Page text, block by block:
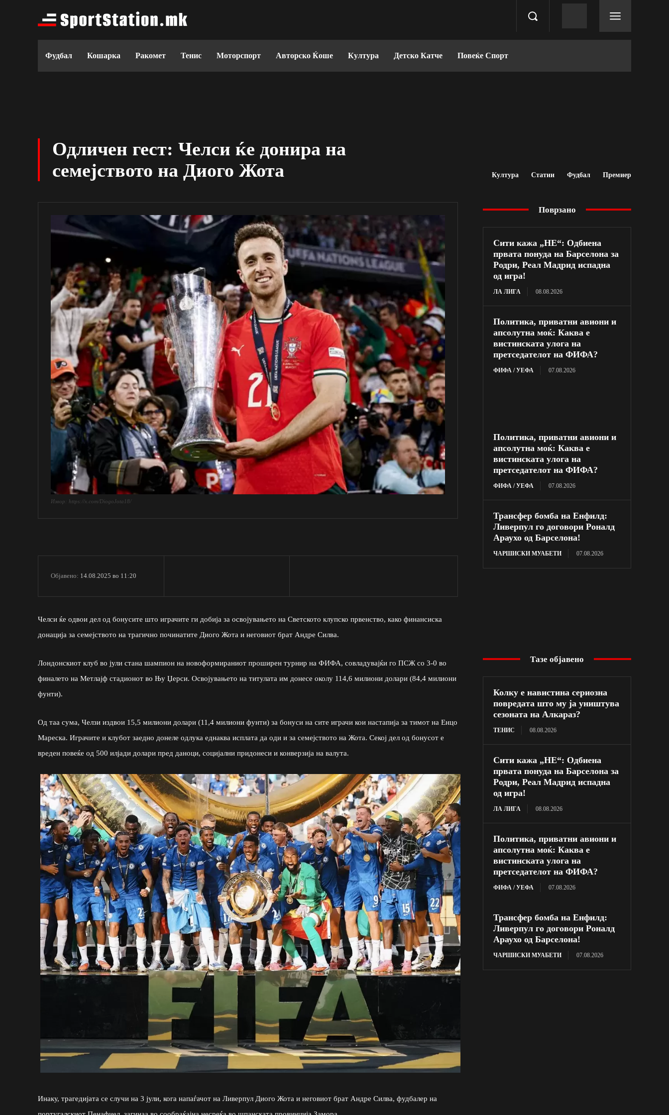
Фудбал Кошарка Ракомет Тенис Моторспорт Авторско Ќоше Култура Детско Катче Повеќе Спорт
Одличен гест: Челси ќе донира на
семејството на Диого Жота
Култура Статии Фудбал Премиер
Извор: https://x.com/DiogoJota18/
Објавено: 14.08.2025 во 11:20
Челси ќе одвои дел од бонусите што играчите ги добија за освојувањето на Светското клупско првенство, како финансиска
донација за семејството на трагично починатите Диого Жота и неговиот брат Андре Силва.
Лондонскиот клуб во јули стана шампион на новоформираниот проширен турнир на ФИФА, совладувајќи го ПСЖ со 3-0 во
финалето на Метлајф стадионот во Њу Џерси. Освојувањето на титулата им донесе околу 114,6 милиони долари (84,4 милиони
фунти).
Од таа сума, Челзи издвои 15,5 милиони долари (11,4 милиони фунти) за бонуси на сите играчи кои настапија за тимот на Енцо
Мареска. Играчите и клубот заедно донеле одлука еднаква исплата да оди и за семејството на Жота. Секој дел од бонусот е
вреден повеќе од 500 илјади долари пред даноци, социјални придонеси и конверзија на валута.
Инаку, трагедијата се случи на 3 јули, кога напаѓачот на Ливерпул Диого Жота и неговиот брат Андре Силва, фудбалер на
Поврзано
Сити кажа „НЕ“: Одбиена
првата понуда на Барселона за
Родри, Реал Мадрид испадна
од игра!
ЛА ЛИГА 08.08.2026
Политика, приватни авиони и
апсолутна моќ: Каква е
вистинската улога на
претседателот на ФИФА?
ФИФА / УЕФА 07.08.2026
Политика, приватни авиони и
апсолутна моќ: Каква е
вистинската улога на
претседателот на ФИФА?
ФИФА / УЕФА 07.08.2026
Трансфер бомба на Енфилд:
Ливерпул го договори Роналд
Араухо од Барселона!
ЧАРШИСКИ МУАБЕТИ 07.08.2026
Тазе објавено
Колку е навистина сериозна
повредата што му ја уништува
сезоната на Алкараз?
ТЕНИС 08.08.2026
Сити кажа „НЕ“: Одбиена
првата понуда на Барселона за
Родри, Реал Мадрид испадна
од игра!
ЛА ЛИГА 08.08.2026
Политика, приватни авиони и
апсолутна моќ: Каква е
вистинската улога на
претседателот на ФИФА?
ФИФА / УЕФА 07.08.2026
Трансфер бомба на Енфилд:
Ливерпул го договори Роналд
Араухо од Барселона!
ЧАРШИСКИ МУАБЕТИ 07.08.2026